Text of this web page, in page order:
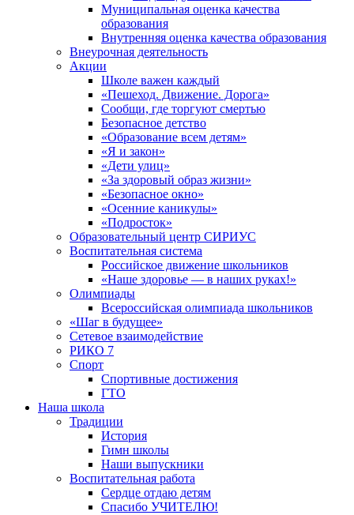
Муниципальная оценка качества
образования
Внутренняя оценка качества образования
Внеурочная деятельность
Акции
Школе важен каждый
«Пешеход. Движение. Дорога»
Сообщи, где торгуют смертью
Безопасное детство
«Образование всем детям»
«Я и закон»
«Дети улиц»
«За здоровый образ жизни»
«Безопасное окно»
«Осенние каникулы»
«Подросток»
Образовательный центр СИРИУС
Воспитательная система
Российское движение школьников
«Наше здоровье — в наших руках!»
Олимпиады
Всероссийская олимпиада школьников
«Шаг в будущее»
Сетевое взаимодействие
РИКО 7
Спорт
Спортивные достижения
ГТО
Наша школа
Традиции
История
Гимн школы
Наши выпускники
Воспитательная работа
Сердце отдаю детям
Спасибо УЧИТЕЛЮ!